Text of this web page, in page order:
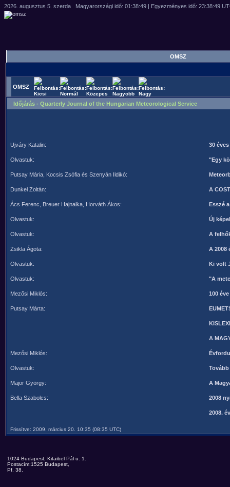
OMSZ
OMSZ
Időjárás - Quarterly Journal of the Hungarian Meteorological Service
Ujváry Katalin: 30
Olvastuk: "Egy
Putsay Mária, Kocsis Zsófia és Szenyán Ildikó:
Dunkel Zoltán: A
Ács Ferenc, Breuer Hajnalka, Horváth Ákos: Esszé
Olvastuk: Új
Olvastuk: A
Zsikla Ágota: A 2008
Olvastuk: Ki volt
Olvastuk: "A
Mezősi Miklós: 100
Putsay Márta:
A
Mezősi Miklós:
Olvastuk:
Major György: A
Bella Szabolcs: 2008
2008.
Frissítve: 2009. március 20. 10:35 (08:35 UTC)
1024 Budapest, Kitaibel Pál u. 1.
Postacím:1525 Budapest,
Pf. 38.